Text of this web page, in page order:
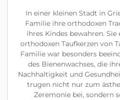
In einer kleinen Stadt in
Familie ihre orthodoxen
ihres Kindes bewahren.
orthodoxen Taufkerzen von
Familie war besonders
des Bienenwachses, die
Nachhaltigkeit und
trugen nicht nur zum
Zeremonie bei, sondern